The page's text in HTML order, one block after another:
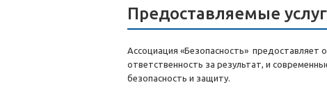
Предоставляемые
Ассоциация «Безопасность» предоставляет
ответственность за результат, и
безопасность и защиту.